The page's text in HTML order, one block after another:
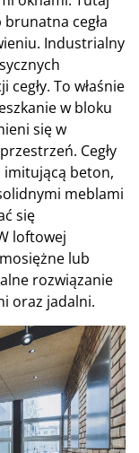
cegła
Industrialny
To właśnie
w bloku
się w
Cegły
imitującą beton,
meblami
się
loftowej
lub
rozwiązanie
oraz jadalni.